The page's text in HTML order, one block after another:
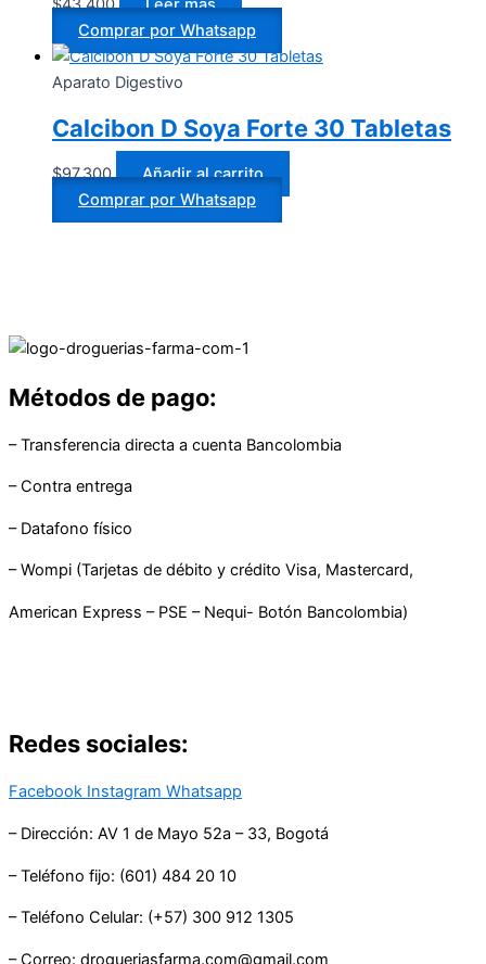
$43.400
Leer más
Comprar por Whatsapp
Aparato Digestivo
Calcibon D Soya Forte 30 Tabletas
$97.300
Añadir al carrito
Comprar por Whatsapp
Métodos de pago:
– Transferencia directa a cuenta Bancolombia
– Contra entrega
– Datafono físico
– Wompi (Tarjetas de débito y crédito Visa, Mastercard,
American Express – PSE – Nequi- Botón Bancolombia)
Redes sociales:
Facebook Instagram Whatsapp
– Dirección: AV 1 de Mayo 52a – 33, Bogotá
– Teléfono fijo: (601) 484 20 10
– Teléfono Celular: (+57) 300 912 1305
– Correo: drogueriasfarma.com@gmail.com